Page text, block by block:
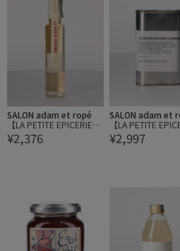
SALON adam et ropé
【LA PETITE EPICERIE
（ラ プティット エピス
リー）】白バルサミコ25
¥2,376
SALON adam et
【LA PETITE
（ラ プティット エ
リー）】フレッシ
¥2,997